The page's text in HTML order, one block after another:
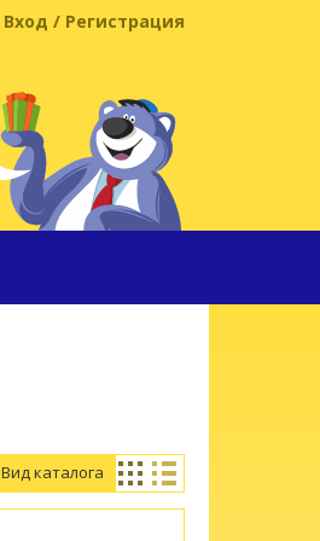
Вид каталога
Вход / Регистрация